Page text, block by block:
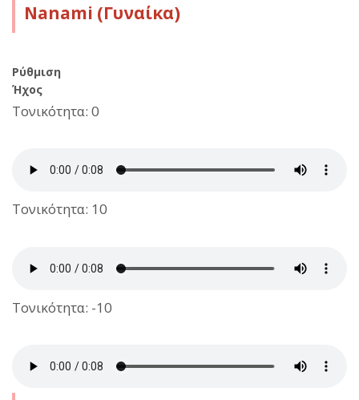
Nanami (Γυναίκα)
Ρύθμιση
Ήχος
Τονικότητα: 0
Τονικότητα: 10
Τονικότητα: -10